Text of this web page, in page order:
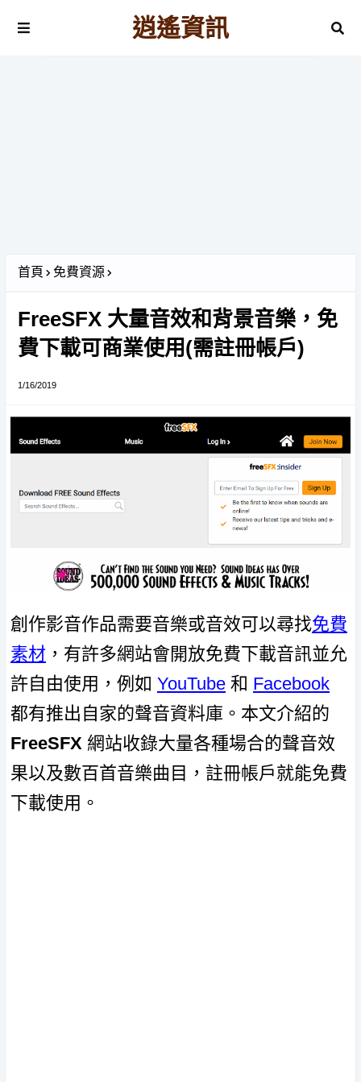
逍遙資訊
首頁 免費資源
FreeSFX 大量音效和背景音樂，免
費下載可商業使用(需註冊帳戶)
1/16/2019
創作影音作品需要音樂或音效可以尋找免費
素材 ，有許多網站會開放免費下載音訊並允
許自由使用，例如 YouTube 和 Facebook
都有推出自家的聲音資料庫。本文介紹的
FreeSFX 網站收錄大量各種場合的聲音效
果以及數百首音樂曲目，註冊帳戶就能免費
下載使用。